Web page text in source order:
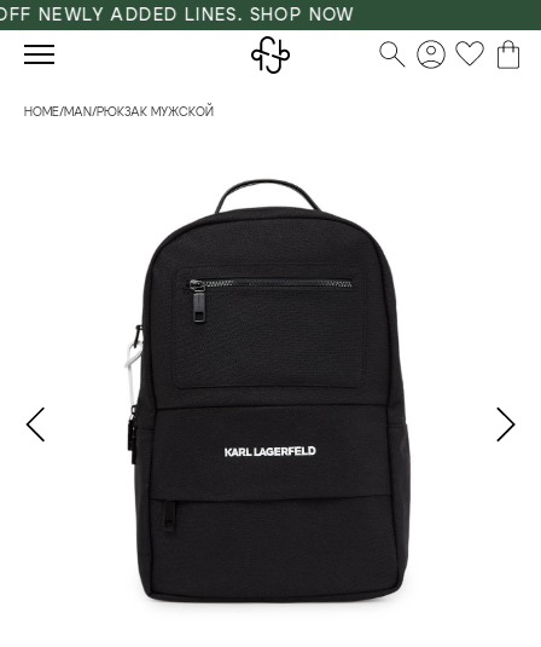
ADDED LINES. SHOP NOW
HOME/MAN/РЮКЗАК МУЖСКОЙ